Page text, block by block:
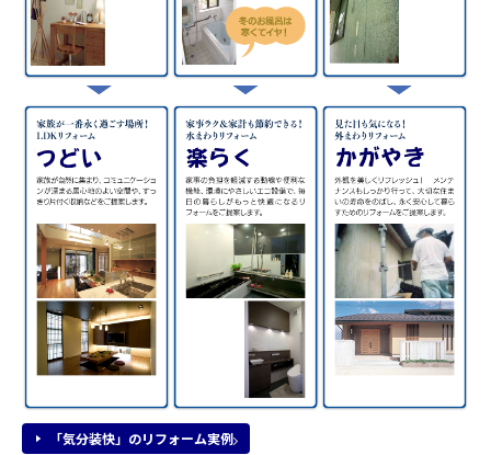
「気分装快」のリフォーム実例